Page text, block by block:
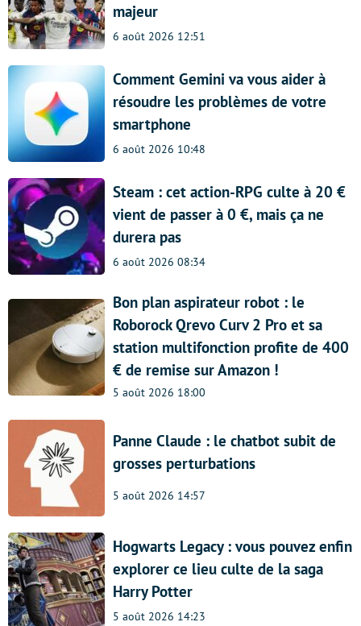
majeur
6 août 2026 12:51
Comment Gemini va vous aider à
résoudre les problèmes de votre
smartphone
6 août 2026 10:48
Steam : cet action-RPG culte à 20 €
vient de passer à 0 €, mais ça ne
durera pas
6 août 2026 08:34
Bon plan aspirateur robot : le
Roborock Qrevo Curv 2 Pro et sa
station multifonction profite de 400
€ de remise sur Amazon !
5 août 2026 18:00
Panne Claude : le chatbot subit de
grosses perturbations
5 août 2026 14:57
Hogwarts Legacy : vous pouvez enfin
explorer ce lieu culte de la saga
Harry Potter
5 août 2026 14:23